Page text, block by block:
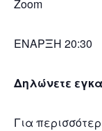
Zoom
ΕΝΑΡΞΗ 20:30
Δηλώνετε
Για